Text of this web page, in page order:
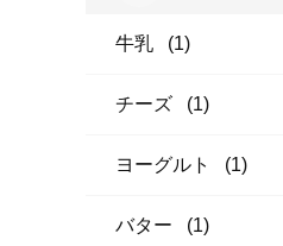
牛乳 (1)
チーズ (1)
ヨーグルト (1)
バター (1)